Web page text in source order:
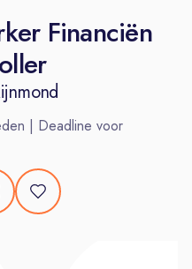
Financiën
| Deadline voor